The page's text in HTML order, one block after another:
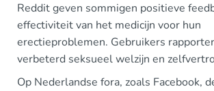
Reddit geven sommigen positieve
effectiviteit van het medicijn voor hun
erectieproblemen. Gebruikers
verbeterd seksueel welzijn en
Op Nederlandse fora, zoals Facebook,